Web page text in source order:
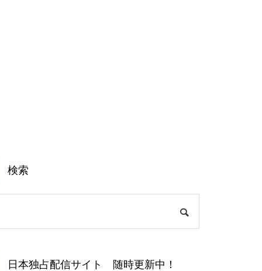
検索
日本独占配信サイト 随時更新中！